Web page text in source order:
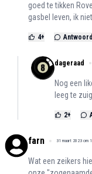
goed te tikken
gasbel leven, ik niet
4+ Antwoord
dageraad
Nog een
leeg te
2+
farn 31 maart 2023 om
Wat een zeikers